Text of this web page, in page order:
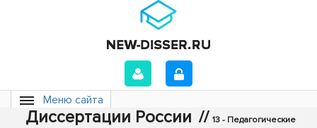
Меню сайта
Диссертации России // 13 - Педагогические